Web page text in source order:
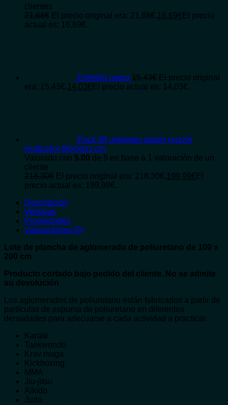
clientes
21,68€ El precio original era: 21,68€.16,69€ El precio
actual es: 16,69€.
Esterilla negra 15,43€ El precio original
era: 15,43€.14,03€ El precio actual es: 14,03€.
Pack 48 unidades tatami puzzle
multicolor 60x60x1 cm
Valorado con 5.00 de 5 en base a 1 valoración de un
cliente
218,30€ El precio original era: 218,30€.199,99€ El
precio actual es: 199,99€.
Descripción
Ventajas
Propiedades
Valoraciones (0)
Lote de plancha de aglomerado de poliuretano de 100 x
200 cm
Producto cortado bajo pedido del cliente. No se admite
su devolución
Los aglomerados de poliuretano están fabricados a partir de
partículas de espuma de poliuretano en diferentes
densidades para adecuarse a cada actividad a practicar.
Karate
Taekwondo
Krav maga
Kickboxing
MMA
Jiu-jitsu
Aikido
Judo